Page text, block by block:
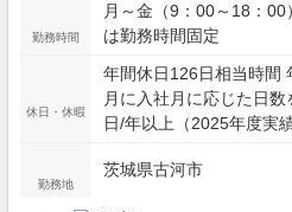
勤務時間
月～金（9：00～18：
は勤務時間固定
休日・休暇
年間休日126日相当時間
月に入社月に応じた日
日/年以上（2025年度実
（最長9日間、初年度最
勤務地
茨城県古河市